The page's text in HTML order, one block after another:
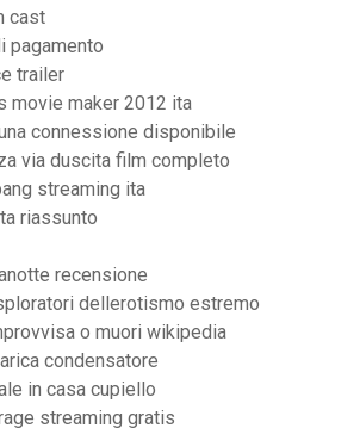
cast
pagamento
trailer
movie maker 2012 ita
connessione disponibile
via duscita film completo
streaming ita
riassunto
recensione
dellerotismo estremo
o muori wikipedia
condensatore
in casa cupiello
streaming gratis